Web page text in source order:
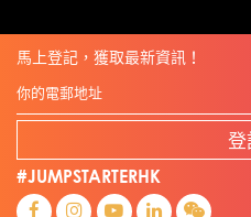
馬上登記，獲取最新資訊！
#JUMPSTARTERHK